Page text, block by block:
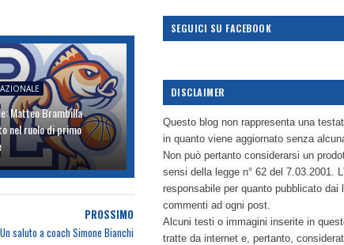
Matteo Brambilla
nel ruolo di primo
PROSSIMO
Un saluto a coach Simone Bianchi
SEGUICI SU FACEBOOK
DISCLAIMER
Questo blog non rappresenta una
in quanto viene aggiornato senza
Non può pertanto considerarsi un
sensi della legge n° 62 del 7.03.2001.
responsabile per quanto pubblicato dai
commenti ad ogni post.
Alcuni testi o immagini inserite in
tratte da internet e, pertanto,